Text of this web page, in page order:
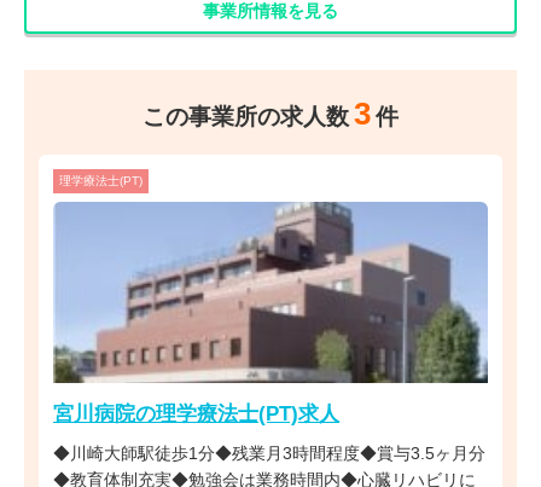
事業所情報を見る
この事業所の求人数3件
理学療法士(PT)
宮川病院の理学療法士(PT)求人
◆川崎大師駅徒歩1分◆残業月3時間程度◆賞与3.5ヶ月分
◆教育体制充実◆勉強会は業務時間内◆心臓リハビリに